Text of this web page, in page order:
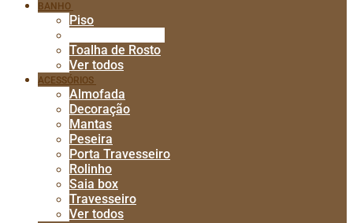
BANHO
Piso
Toalha de Rosto
Ver todos
ACESSÓRIOS
Almofada
Decoração
Mantas
Peseira
Porta Travesseiro
Rolinho
Saia box
Travesseiro
Ver todos